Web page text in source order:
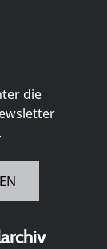
die